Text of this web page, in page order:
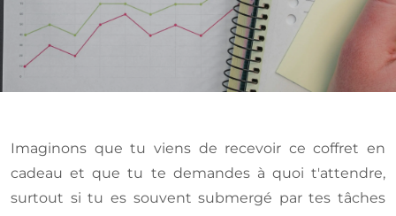
Imaginons que tu viens de recevoir ce coffret en
cadeau et que tu te demandes à quoi t'attendre,
surtout si tu es souvent submergé par tes tâches